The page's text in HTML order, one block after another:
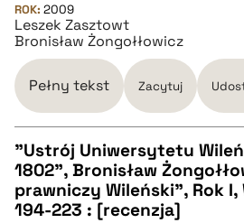
pobierz cytat
BIBTEX
pobierz cytat
ROK: 2009
Leszek Zasztowt
Bronisław Żongołłowicz
Pełny tekst Zacytuj
CZYSTY TEKST
"Ustrój Uniwersytetu
1802", Bronisław
prawniczy Wileński", Rok I,
194-223 : [recenzja]